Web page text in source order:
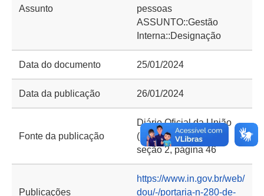
Assunto
pessoas
ASSUNTO::Gestão
Interna::Designação
Data do documento 25/01/2024
Data da publicação 26/01/2024
Fonte da publicação
Diário Oficial da União
(DOU) de 26/01/2024,
seção 2, página 46
Publicações
https://www.in.gov.br/web/
dou/-/portaria-n-280-de-